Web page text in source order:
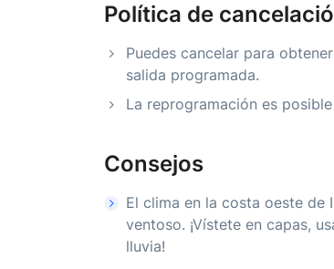
Política de
Puedes cancelar para
salida programada.
La reprogramación es
Consejos
El clima en la costa oeste de
ventoso. ¡Vístete en capas,
lluvia!